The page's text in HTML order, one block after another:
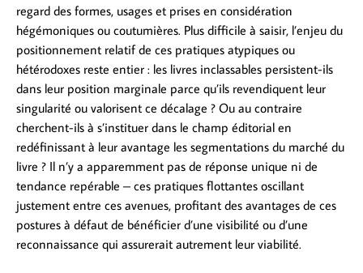
regard des formes, usages et prises en considération
hégémoniques ou coutumières. Plus difficile à saisir, l’enjeu du
positionnement relatif de ces pratiques atypiques ou
hétérodoxes reste entier : les livres inclassables persistent-ils
dans leur position marginale parce qu’ils revendiquent leur
singularité ou valorisent ce décalage ? Ou au contraire
cherchent-ils à s’instituer dans le champ éditorial en
redéfinissant à leur avantage les segmentations du marché du
livre ? Il n’y a apparemment pas de réponse unique ni de
tendance repérable – ces pratiques flottantes oscillant
justement entre ces avenues, profitant des avantages de ces
postures à défaut de bénéficier d’une visibilité ou d’une
reconnaissance qui assurerait autrement leur viabilité.